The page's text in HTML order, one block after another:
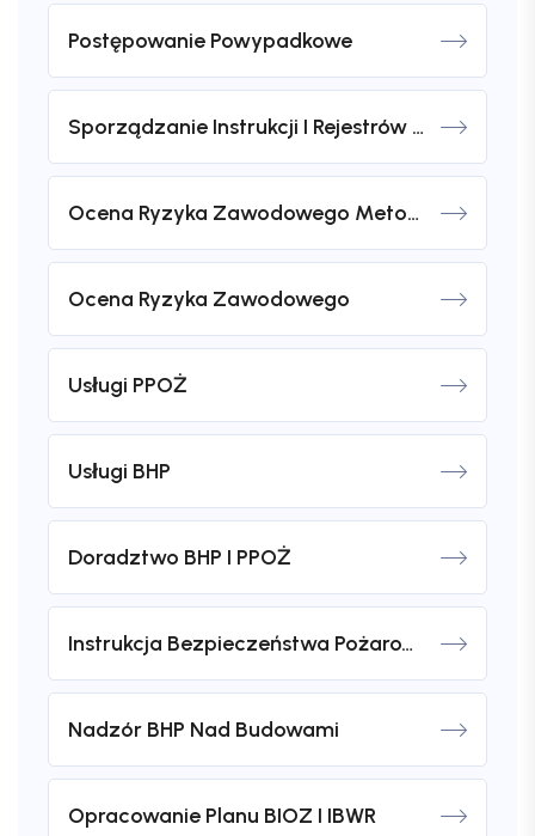
Postępowanie Powypadkowe
Sporządzanie Instrukcji I Rejestrów BHP
Ocena Ryzyka Zawodowego Metodą Obciążenia Mięśniowo-Szkieletowego (KIM)
Ocena Ryzyka Zawodowego
Usługi PPOŻ
Usługi BHP
Doradztwo BHP I PPOŻ
Instrukcja Bezpieczeństwa Pożarowego
Nadzór BHP Nad Budowami
Opracowanie Planu BIOZ I IBWR